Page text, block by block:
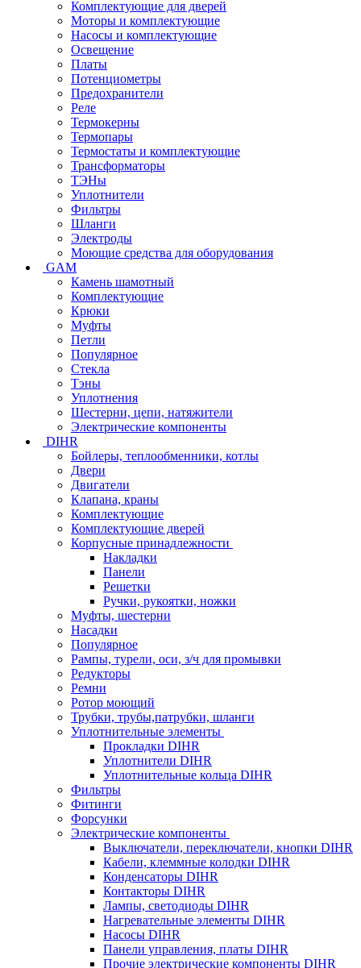
Комплектующие для дверей
Моторы и комплектующие
Насосы и комплектующие
Освещение
Платы
Потенциометры
Предохранители
Реле
Термокерны
Термопары
Термостаты и комплектующие
Трансформаторы
ТЭНы
Уплотнители
Фильтры
Шланги
Электроды
Моющие средства для оборудования
GAM
Камень шамотный
Комплектующие
Крюки
Муфты
Петли
Популярное
Стекла
Тэны
Уплотнения
Шестерни, цепи, натяжители
Электрические компоненты
DIHR
Бойлеры, теплообменники, котлы
Двери
Двигатели
Клапана, краны
Комплектующие
Комплектующие дверей
Корпусные принадлежности
Накладки
Панели
Решетки
Ручки, рукоятки, ножки
Муфты, шестерни
Насадки
Популярное
Рампы, турели, оси, з/ч для промывки
Редукторы
Ремни
Ротор моющий
Трубки, трубы,патрубки, шланги
Уплотнительные элементы
Прокладки DIHR
Уплотнители DIHR
Уплотнительные кольца DIHR
Фильтры
Фитинги
Форсунки
Электрические компоненты
Выключатели, переключатели, кнопки DIHR
Кабели, клеммные колодки DIHR
Конденсаторы DIHR
Контакторы DIHR
Лампы, светодиоды DIHR
Нагревательные элементы DIHR
Насосы DIHR
Панели управления, платы DIHR
Прочие электрические компоненты DIHR